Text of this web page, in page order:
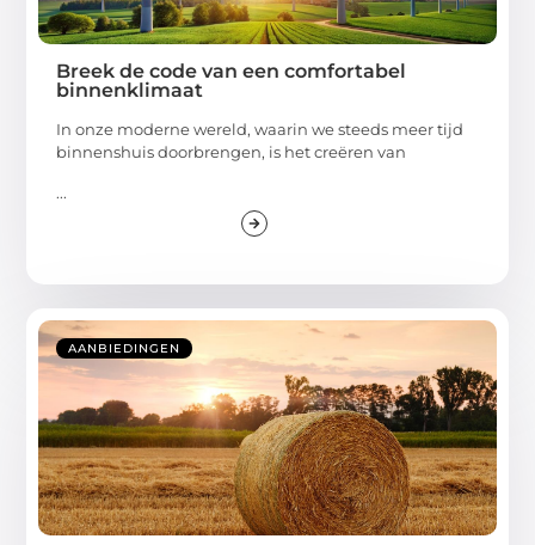
Breek de code van een comfortabel
binnenklimaat
In onze moderne wereld, waarin we steeds meer tijd
binnenshuis doorbrengen, is het creëren van
...
AANBIEDINGEN